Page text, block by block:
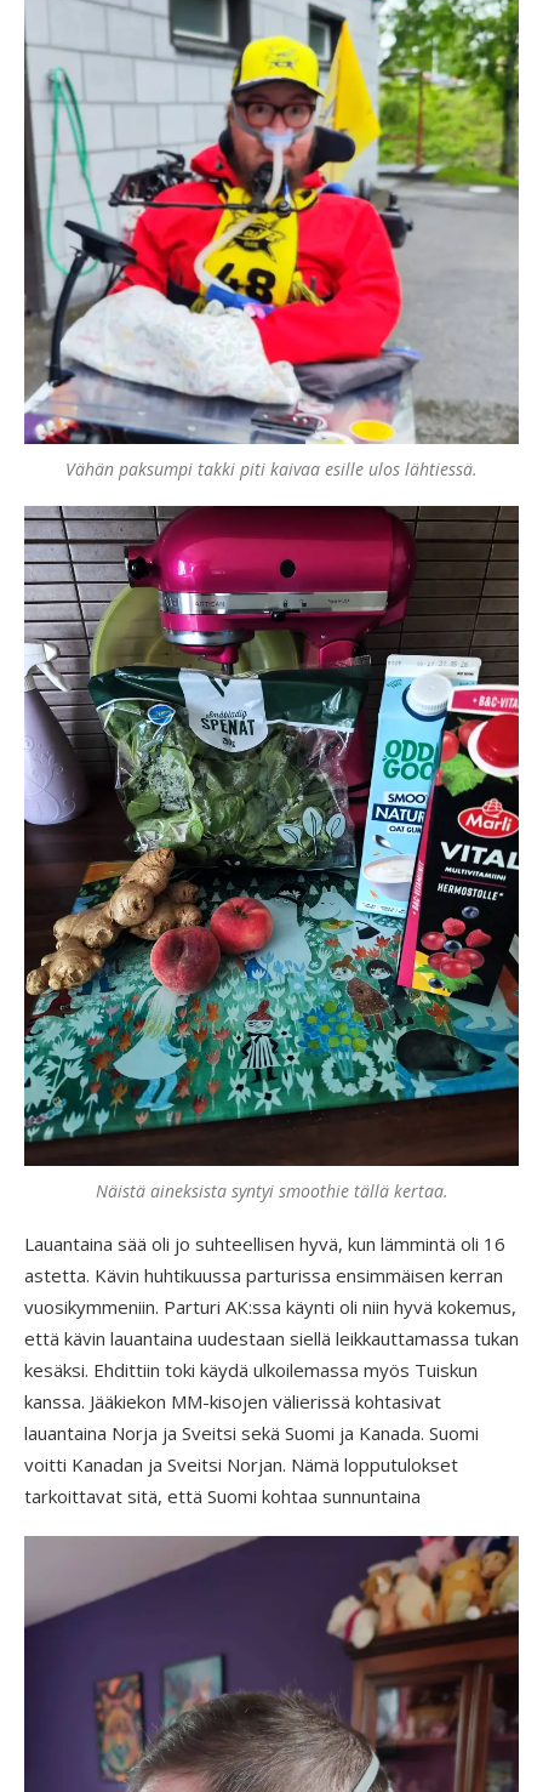
Vähän paksumpi takki piti kaivaa esille ulos lähtiessä.
Näistä aineksista syntyi smoothie tällä kertaa.
Lauantaina sää oli jo suhteellisen hyvä, kun lämmintä oli 16
astetta. Kävin huhtikuussa parturissa ensimmäisen kerran
vuosikymmeniin. Parturi AK:ssa käynti oli niin hyvä kokemus,
että kävin lauantaina uudestaan siellä leikkauttamassa tukan
kesäksi. Ehdittiin toki käydä ulkoilemassa myös Tuiskun
kanssa. Jääkiekon MM-kisojen välierissä kohtasivat
lauantaina Norja ja Sveitsi sekä Suomi ja Kanada. Suomi
voitti Kanadan ja Sveitsi Norjan. Nämä lopputulokset
tarkoittavat sitä, että Suomi kohtaa sunnuntaina